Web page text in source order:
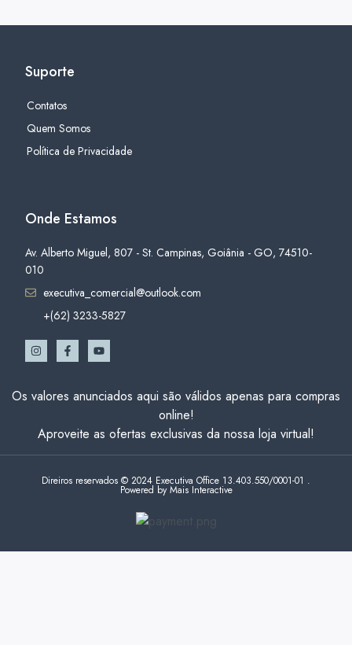
Suporte
Contatos
Quem Somos
Política de Privacidade
Onde Estamos
Av. Alberto Miguel, 807 - St. Campinas, Goiânia - GO, 74510-
010
executiva_comercial@outlook.com
+(62) 3233-5827
Os valores anunciados aqui são válidos apenas para compras
online!
Aproveite as ofertas exclusivas da nossa loja virtual!
Direiros reservados © 2024 Executiva Office 13.403.550/0001-01 .
Powered by Mais Interactive